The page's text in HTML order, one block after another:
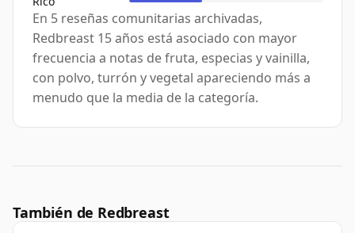
En 5 reseñas comunitarias archivadas,
Redbreast 15 años está asociado con mayor
frecuencia a notas de fruta, especias y vainilla,
con polvo, turrón y vegetal apareciendo más a
menudo que la media de la categoría.
También de Redbreast